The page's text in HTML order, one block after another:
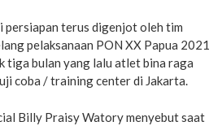
persiapan terus digenjot oleh tim
pelaksanaan PON XX Papua 2021
tiga bulan yang lalu atlet bina raga
coba / training center di Jakarta.
Billy Praisy Watory menyebut saat